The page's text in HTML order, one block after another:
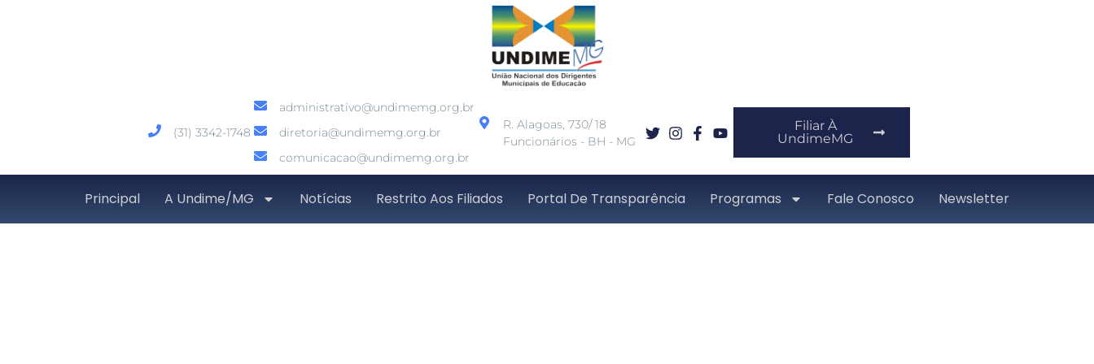
(31) 3342-1748
administrativo@undimemg.org.br
diretoria@undimemg.org.br
comunicacao@undimemg.org.br
R. Alagoas, 730/ 18
Funcionários - BH - MG
Filiar À
UndimeMG
Principal A Undime/MG Notícias Restrito Aos Filiados Portal De Transparência Programas Fale Conosco Newsletter